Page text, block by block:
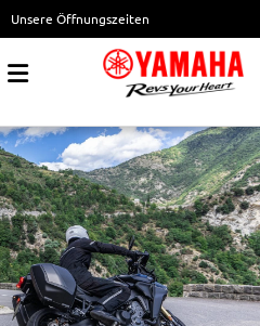
Unsere Öffnungszeiten